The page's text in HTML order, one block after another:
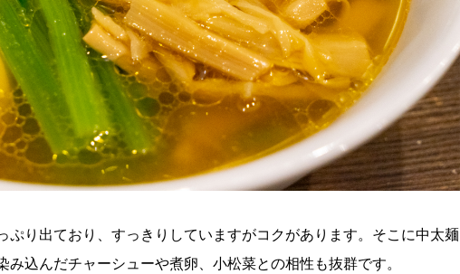
り出ており、すっきりしていますがコクがあります。そこに中太麺
込んだチャーシューや煮卵、小松菜との相性も抜群です。